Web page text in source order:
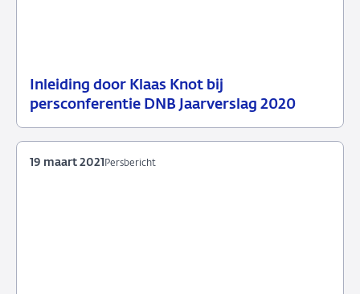
Inleiding door Klaas Knot bij
persconferentie DNB Jaarverslag 2020
22
Persbericht
Persbericht
19 maart 2021